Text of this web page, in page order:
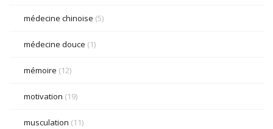
médecine chinoise (5)
médecine douce (1)
mémoire (12)
motivation (19)
musculation (11)